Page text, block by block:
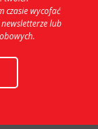
czasie wycofać
lub